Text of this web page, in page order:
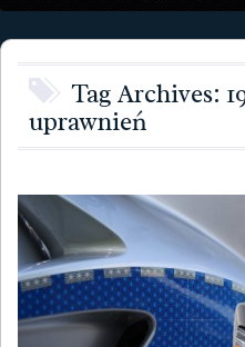
Tag Archives:
uprawnień